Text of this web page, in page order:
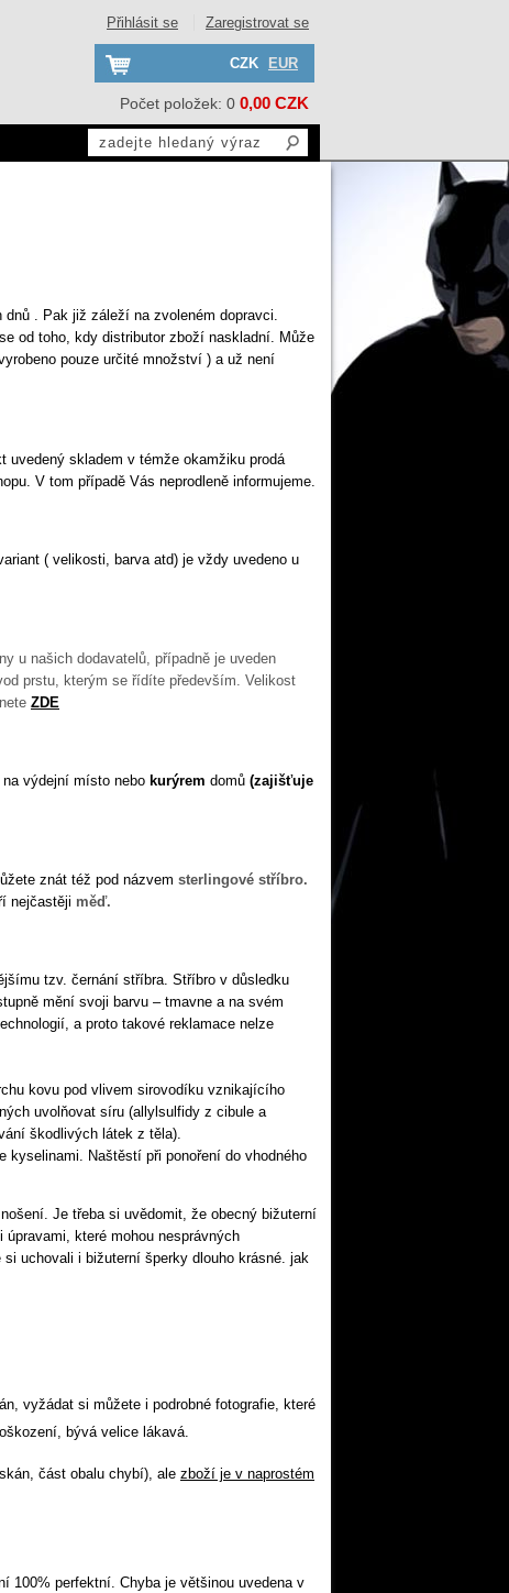
Počet položek: 0 0,00 CZK
CZK EUR
Přihlásit se Zaregistrovat se
dnů . Pak již záleží na zvoleném dopravci.
od toho, kdy distributor zboží naskladní. Může
pouze určité množství ) a už není
uvedený skladem v témže okamžiku prodá
V tom případě Vás neprodleně informujeme.
( velikosti, barva atd) je vždy uvedeno u
u našich dodavatelů, případně je uveden
prstu, kterým se řídíte především. Velikost
ZDE
na výdejní místo nebo kurýrem domů (zajišťuje
znát též pod názvem sterlingové stříbro.
nejčastěji měď.
tzv. černání stříbra. Stříbro v důsledku
mění svoji barvu – tmavne a na svém
a proto takové reklamace nelze
kovu pod vlivem sirovodíku vznikajícího
uvolňovat síru (allylsulfidy z cibule a
škodlivých látek z těla).
kyselinami. Naštěstí při ponoření do vhodného
Je třeba si uvědomit, že obecný bižuterní
které mohou nesprávných
uchovali i bižuterní šperky dlouho krásné. jak
vyžádat si můžete i podrobné fotografie, které
bývá velice lákavá.
část obalu chybí), ale zboží je v naprostém
100% perfektní. Chyba je většinou uvedena v